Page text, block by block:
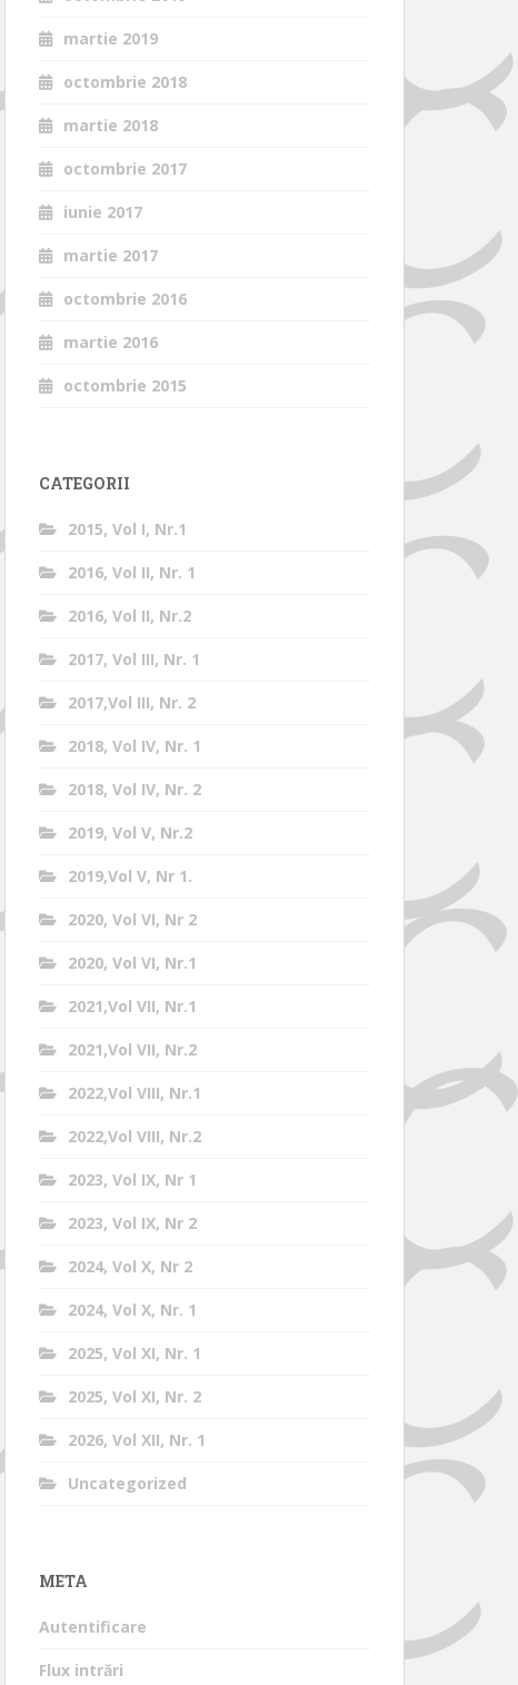
martie 2019
octombrie 2018
martie 2018
octombrie 2017
iunie 2017
martie 2017
octombrie 2016
martie 2016
octombrie 2015
CATEGORII
2015, Vol I, Nr.1
2016, Vol II, Nr. 1
2016, Vol II, Nr.2
2017, Vol III, Nr. 1
2017,Vol III, Nr. 2
2018, Vol IV, Nr. 1
2018, Vol IV, Nr. 2
2019, Vol V, Nr.2
2019,Vol V, Nr 1.
2020, Vol VI, Nr 2
2020, Vol VI, Nr.1
2021,Vol VII, Nr.1
2021,Vol VII, Nr.2
2022,Vol VIII, Nr.1
2022,Vol VIII, Nr.2
2023, Vol IX, Nr 1
2023, Vol IX, Nr 2
2024, Vol X, Nr 2
2024, Vol X, Nr. 1
2025, Vol XI, Nr. 1
2025, Vol XI, Nr. 2
2026, Vol XII, Nr. 1
Uncategorized
META
Autentificare
Flux intrări